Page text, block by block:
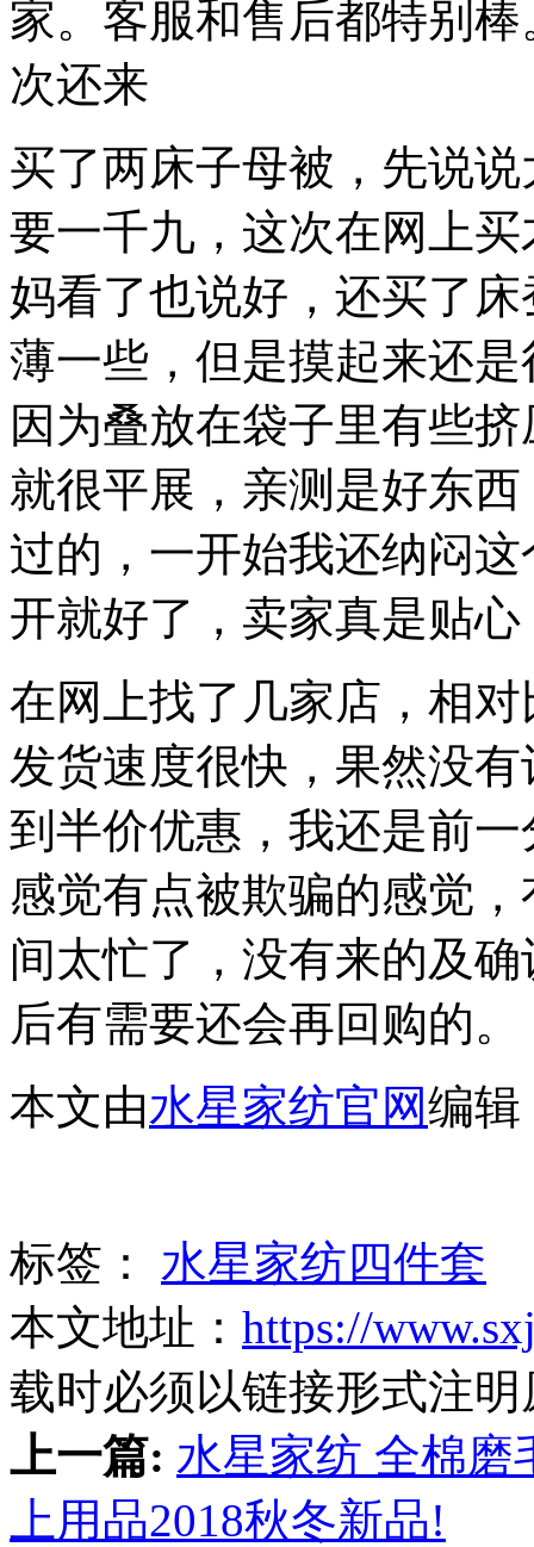
家。客服和售后都特别
次还来
买了两床子母被，先说
要一千九，这次在网上
妈看了也说好，还买了
薄一些，但是摸起来还
因为叠放在袋子里有些
就很平展，亲测是好东
过的，一开始我还纳闷
开就好了，卖家真是贴心
在网上找了几家店，相
发货速度很快，果然没
到半价优惠，我还是前
感觉有点被欺骗的感觉
间太忙了，没有来的及
后有需要还会再回购的。
本文由水星家纺官网编辑
标签： 水星家纺四件套
本文地址： https://
载时必须以链接形式注
上一篇: 水星家纺 全棉磨
上用品2018秋冬新品!